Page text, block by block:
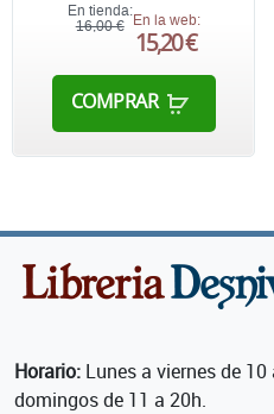
En tienda:
16,00 € En la web:
15,20 €
COMPRAR
Horario: Lunes a viernes de
domingos de 11 a 20h.